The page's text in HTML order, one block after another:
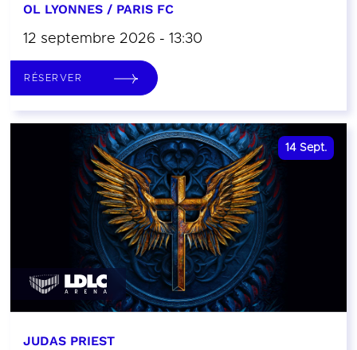
OL LYONNES / PARIS FC
12 septembre 2026 - 13:30
RÉSERVER
14 Sept.
JUDAS PRIEST